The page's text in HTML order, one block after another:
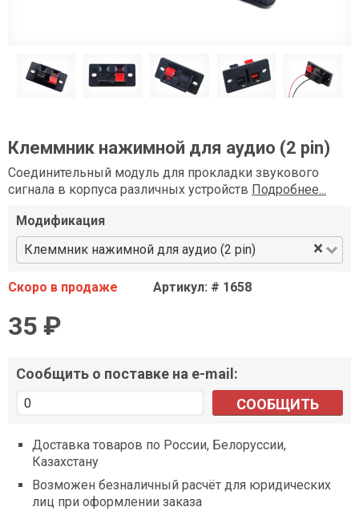
Клеммник нажимной для аудио (2 pin)
Соединительный модуль для прокладки звукового
сигнала в корпуса различных устройств Подробнее...
Модификация
Клеммник нажимной для аудио (2 pin)
×
Скоро в продаже Артикул: # 1658
35 ₽
Сообщить о поставке на e-mail:
СООБЩИТЬ
Доставка товаров по России, Белоруссии,
Казахстану
Возможен безналичный расчёт для юридических
лиц при оформлении заказа